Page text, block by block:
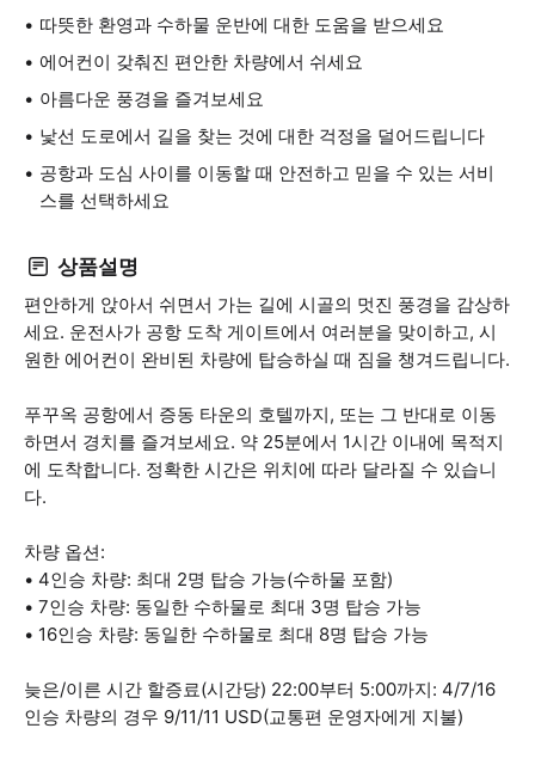
따뜻한 환영과 수하물 운반에 대한 도움을 받으세요
에어컨이 갖춰진 편안한 차량에서 쉬세요
아름다운 풍경을 즐겨보세요
낯선 도로에서 길을 찾는 것에 대한 걱정을 덜어드립니다
공항과 도심 사이를 이동할 때 안전하고 믿을 수 있는 서비
스를 선택하세요
상품설명
편안하게 앉아서 쉬면서 가는 길에 시골의 멋진 풍경을 감상하
세요. 운전사가 공항 도착 게이트에서 여러분을 맞이하고, 시
원한 에어컨이 완비된 차량에 탑승하실 때 짐을 챙겨드립니다.
푸꾸옥 공항에서 증동 타운의 호텔까지, 또는 그 반대로 이동
하면서 경치를 즐겨보세요. 약 25분에서 1시간 이내에 목적지
에 도착합니다. 정확한 시간은 위치에 따라 달라질 수 있습니
다.
차량 옵션:
• 4인승 차량: 최대 2명 탑승 가능(수하물 포함)
• 7인승 차량: 동일한 수하물로 최대 3명 탑승 가능
• 16인승 차량: 동일한 수하물로 최대 8명 탑승 가능
늦은/이른 시간 할증료(시간당) 22:00부터 5:00까지: 4/7/16
인승 차량의 경우 9/11/11 USD(교통편 운영자에게 지불)